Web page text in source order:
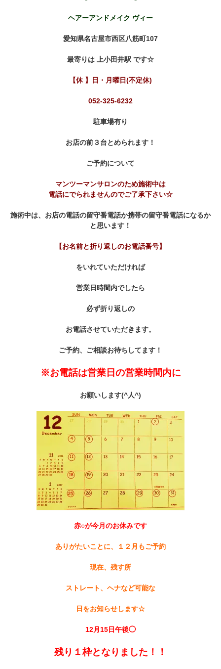
ヘアーアンドメイク ヴィー
愛知県名古屋市西区八筋町107
最寄りは 上小田井駅 です☆
【休 】日・月曜日(不定休)
052-325-6232
駐車場有り
お店の前３台とめられます！
ご予約について
マンツーマンサロンのため施術中は
電話にでられませんのでご了承下さい☆
施術中は、お店の電話の留守番電話か携帯の留守番電話になるか
と思います！
【お名前と折り返しのお電話番号】
をいれていただければ
営業日時間内でしたら
必ず折り返しの
お電話させていただきます。
ご予約、ご相談お待ちしてます！
※お電話は営業日の営業時間内に
お願いします(^人^)
赤○が今月のお休みです
ありがたいことに、１２月もご予約
現在、残す所
ストレート、ヘナなど可能な
日をお知らせします☆
12月 15日午後◯
残り１枠となりました！！